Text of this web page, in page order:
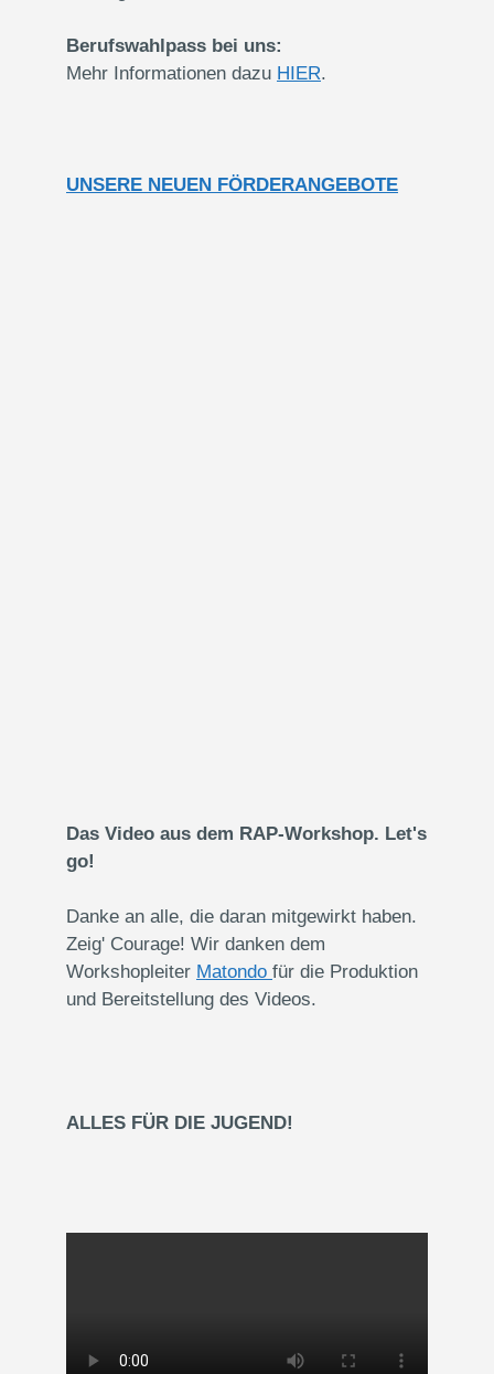
Berufswahlpass bei uns:
Mehr Informationen dazu HIER.
UNSERE NEUEN FÖRDERANGEBOTE
Das Video aus dem RAP-Workshop. Let's
go!
Danke an alle, die daran mitgewirkt haben.
Zeig' Courage! Wir danken dem
Workshopleiter Matondo für die Produktion
und Bereitstellung des Videos.
ALLES FÜR DIE JUGEND!